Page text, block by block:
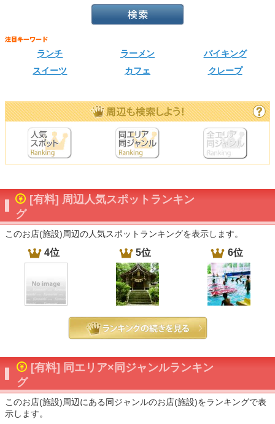
ランチ ラーメン
バイキング
スイーツ
カフェ クレープ
[有料] 周辺人気スポットランキン
グ
このお店(施設)周辺の人気スポットランキングを表示します。
4位 5位 6位
[有料] 同エリア×同ジャンルランキン
グ
このお店(施設)周辺にある同ジャンルのお店(施設)をランキングで表
示します。